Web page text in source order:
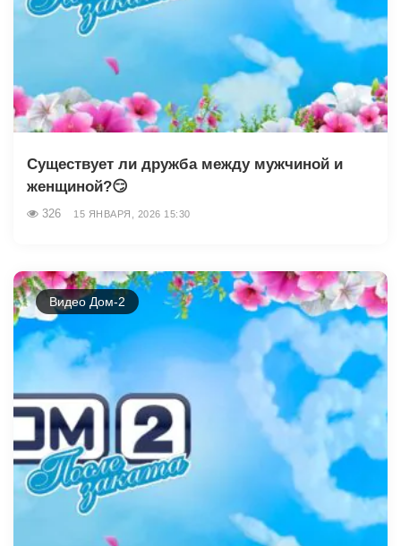
Существует ли дружба между мужчиной и
женщиной?😏
326 15 ЯНВАРЯ, 2026 15:30
Видео Дом-2